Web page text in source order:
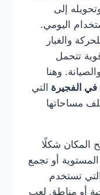
إلى
اليومي.
والغبار
تتحمل
وهنا
في الفجيرة التي
مساحاتها
المكان شكلًا
أو تجمع
تستخدم
أو مناطق لعب